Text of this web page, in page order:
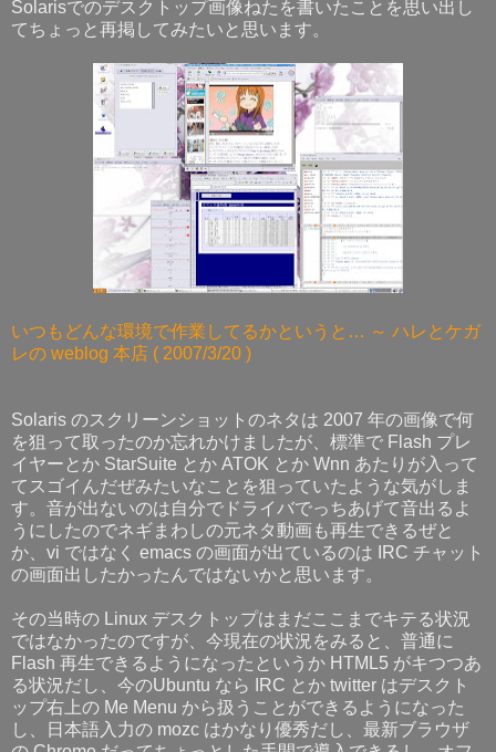
Solarisでのデスクトップ画像ねたを書いたことを思い出し
てちょっと再掲してみたいと思います。
いつもどんな環境で作業してるかというと… ～ ハレとケガ
レの weblog 本店 ( 2007/3/20 )
Solaris のスクリーンショットのネタは 2007 年の画像で何
を狙って取ったのか忘れかけましたが、標準で Flash プレ
イヤーとか StarSuite とか ATOK とか Wnn あたりが入って
てスゴイんだぜみたいなことを狙っていたような気がしま
す。音が出ないのは自分でドライバでっちあげて音出るよ
うにしたのでネギまわしの元ネタ動画も再生できるぜと
か、vi ではなく emacs の画面が出ているのは IRC チャット
の画面出したかったんではないかと思います。
その当時の Linux デスクトップはまだここまでキテる状況
ではなかったのですが、今現在の状況をみると、普通に
Flash 再生できるようになったというか HTML5 がキつつあ
る状況だし、今のUbuntu なら IRC とか twitter はデスクト
ップ右上の Me Menu から扱うことができるようになった
し、日本語入力の mozc はかなり優秀だし、最新ブラウザ